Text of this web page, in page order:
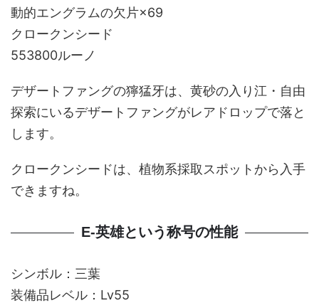
動的エングラムの欠片×69
クロークンシード
553800ルーノ
デザートファングの獰猛牙は、黄砂の入り江・自由
探索にいるデザートファングがレアドロップで落と
します。
クロークンシードは、植物系採取スポットから入手
できますね。
E-英雄という称号の性能
シンボル：三葉
装備品レベル：Lv55